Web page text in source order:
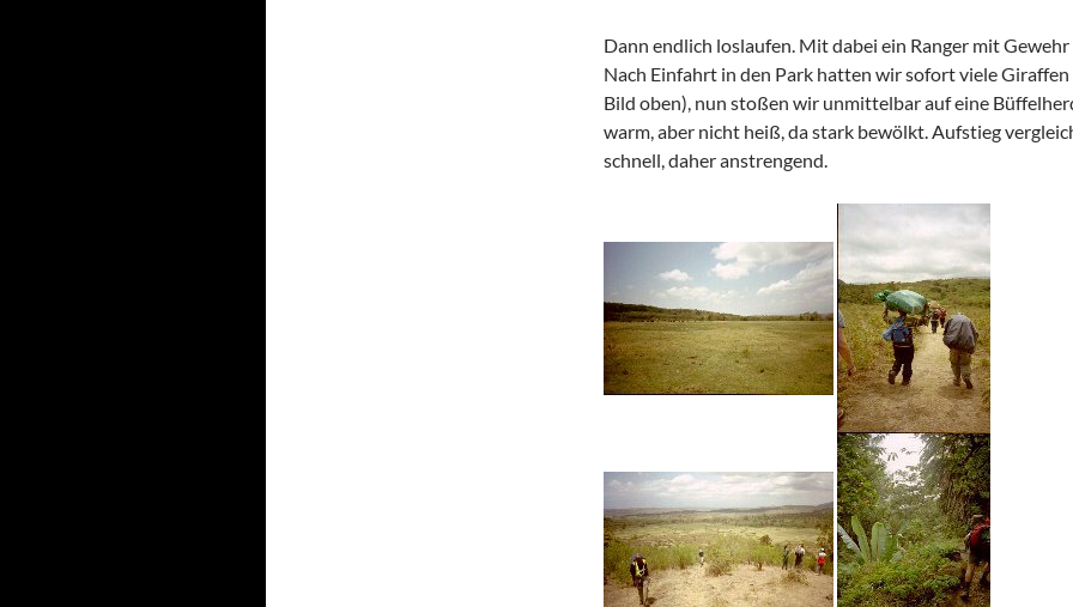
Dann endlich loslaufen. Mit dabei ein Ranger mit Gewehr
Nach Einfahrt in den Park hatten wir sofort viele Giraffen
Bild oben), nun stoßen wir unmittelbar auf eine
warm, aber nicht heiß, da stark bewölkt. Aufstieg
schnell, daher anstrengend.